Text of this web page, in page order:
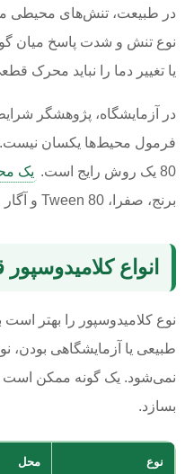
در طبیعت، تنش‌های محیطی
نوع تنش و شدت پاسخ میان
یا تغییر دما را نباید محرک
در آزمایشگاه، پژوهشگر
80 یک روش رایج است.
یک
برنج، صفرا، Tween 80 و آگار استفاده می‌کند.
انواع کلامیدوسپور
نوع کلامیدوسپور را بهتر
طبیعی یا آزمایشگاهی
نمی‌شود. یک گونه ممکن است
بسازد.
نوع محل